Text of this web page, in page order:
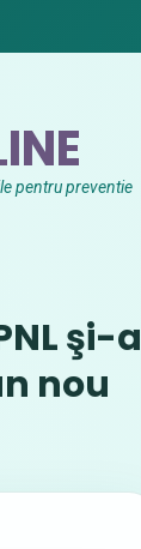
pentru preventie
şi-a
nou